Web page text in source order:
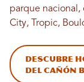
parque nacional,
City, Tropic,
Descubre
del Cañón